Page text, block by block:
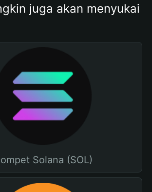
juga akan menyukai
Solana (SOL)